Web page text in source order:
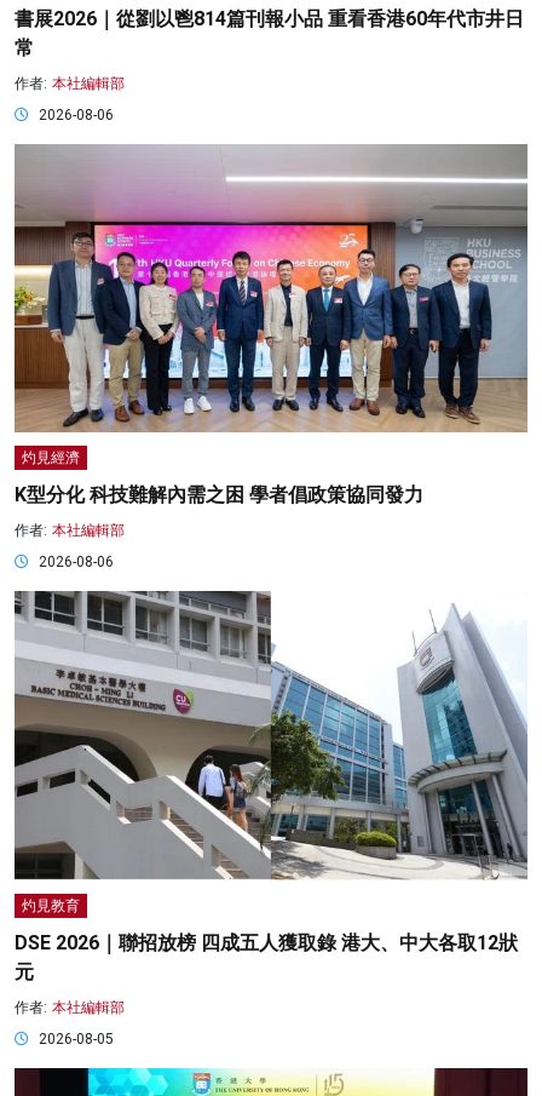
書展2026｜從劉以鬯814篇刊報小品 重看香港60年代市井日
常
作者: 本社編輯部
2026-08-06
灼見經濟
K型分化 科技難解內需之困 學者倡政策協同發力
作者: 本社編輯部
2026-08-06
灼見教育
DSE 2026｜聯招放榜 四成五人獲取錄 港大、中大各取12狀
元
作者: 本社編輯部
2026-08-05